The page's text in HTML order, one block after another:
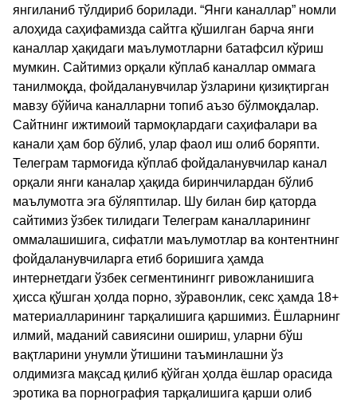
янгиланиб тўлдириб борилади. “Янги каналлар” номли
алоҳида саҳифамизда сайтга қўшилган барча янги
каналлар ҳақидаги маълумотларни батафсил кўриш
мумкин. Сайтимиз орқали кўплаб каналлар оммага
танилмоқда, фойдаланувчилар ўзларини қизиқтирган
мавзу бўйича каналларни топиб аъзо бўлмоқдалар.
Сайтнинг ижтимоий тармоқлардаги саҳифалари ва
канали ҳам бор бўлиб, улар фаол иш олиб боряпти.
Телеграм тармоғида кўплаб фойдаланувчилар канал
орқали янги каналар ҳақида биринчилардан бўлиб
маълумотга эга бўляптилар. Шу билан бир қаторда
сайтимиз ўзбек тилидаги Телеграм каналларининг
оммалашишига, сифатли маълумотлар ва контентнинг
фойдаланувчиларга етиб боришига ҳамда
интернетдаги ўзбек сегментинингг ривожланишига
ҳисса қўшган ҳолда порно, зўравонлик, секс ҳамда 18+
материалларининг тарқалишига қаршимиз. Ёшларнинг
илмий, маданий савиясини ошириш, уларни бўш
вақтларини унумли ўтишини таъминлашни ўз
олдимизга мақсад қилиб қўйган ҳолда ёшлар орасида
эротика ва порнография тарқалишига қарши олиб